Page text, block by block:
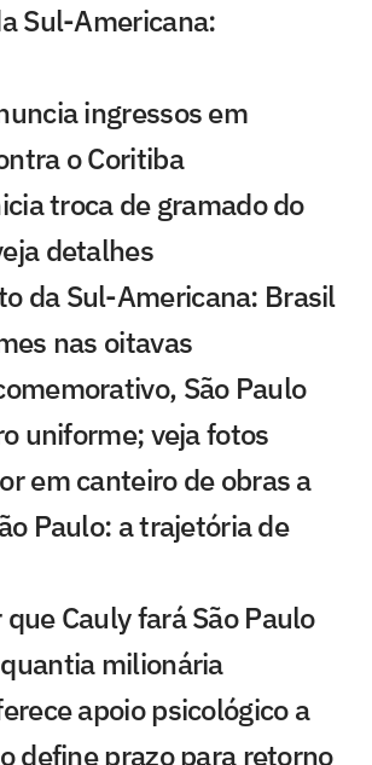
Sul-Americana:
ingressos em
o Coritiba
troca de gramado do
detalhes
da Sul-Americana: Brasil
nas oitavas
São Paulo
uniforme; veja fotos
em canteiro de obras a
Paulo: a trajetória de
Cauly fará São Paulo
milionária
apoio psicológico a
define prazo para retorno